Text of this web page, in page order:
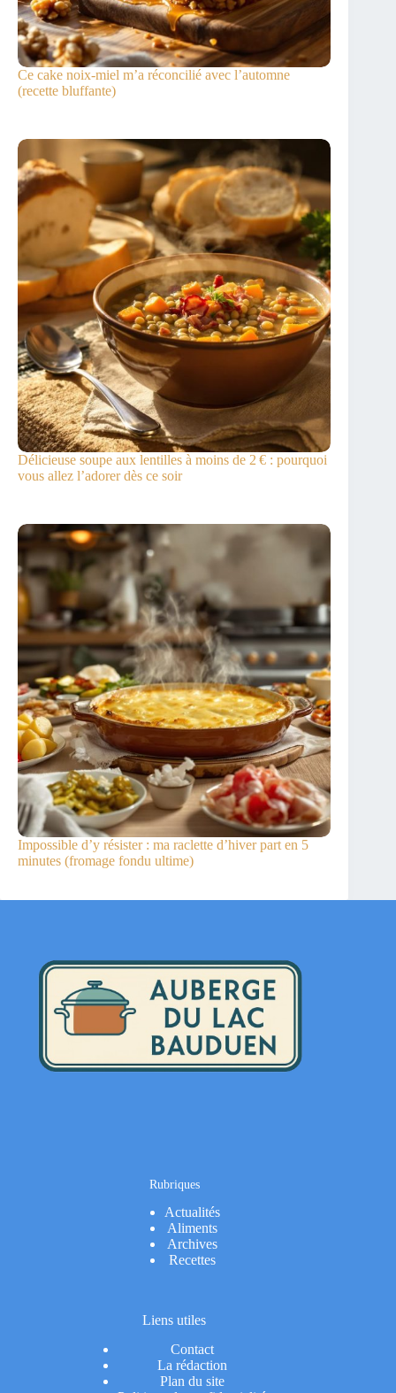
Ce cake noix-miel m’a réconcilié avec l’automne
(recette bluffante)
Délicieuse soupe aux lentilles à moins de 2 € : pourquoi
vous allez l’adorer dès ce soir
Impossible d’y résister : ma raclette d’hiver part en 5
minutes (fromage fondu ultime)
Rubriques
Actualités
Aliments
Archives
Recettes
Liens utiles
Contact
La rédaction
Plan du site